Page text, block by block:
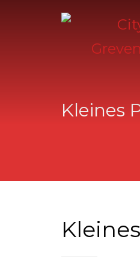
Kleines